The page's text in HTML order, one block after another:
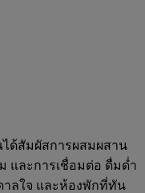
ณได้สัมผัสการผสมผสาน
และการเชื่อมต่อ ดื่มด่ำ
ลใจ และห้องพักที่ทัน